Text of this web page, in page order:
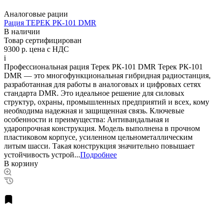
Аналоговые рации
Рация ТЕРЕК РК-101 DMR
В наличии
Товар сертифицирован
9300 р. цена с НДС
i
Профессиональная рация Терек РК-101 DMR Терек РК-101
DMR — это многофункциональная гибридная радиостанция,
разработанная для работы в аналоговых и цифровых сетях
стандарта DMR. Это идеальное решение для силовых
структур, охраны, промышленных предприятий и всех, кому
необходима надежная и защищенная связь. Ключевые
особенности и преимущества: Антивандальная и
ударопрочная конструкция. Модель выполнена в прочном
пластиковом корпусе, усиленном цельнометаллическим
литым шасси. Такая конструкция значительно повышает
устойчивость устрой...Подробнее
В корзину